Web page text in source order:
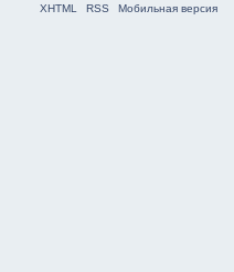
XHTML
RSS Мобильная версия